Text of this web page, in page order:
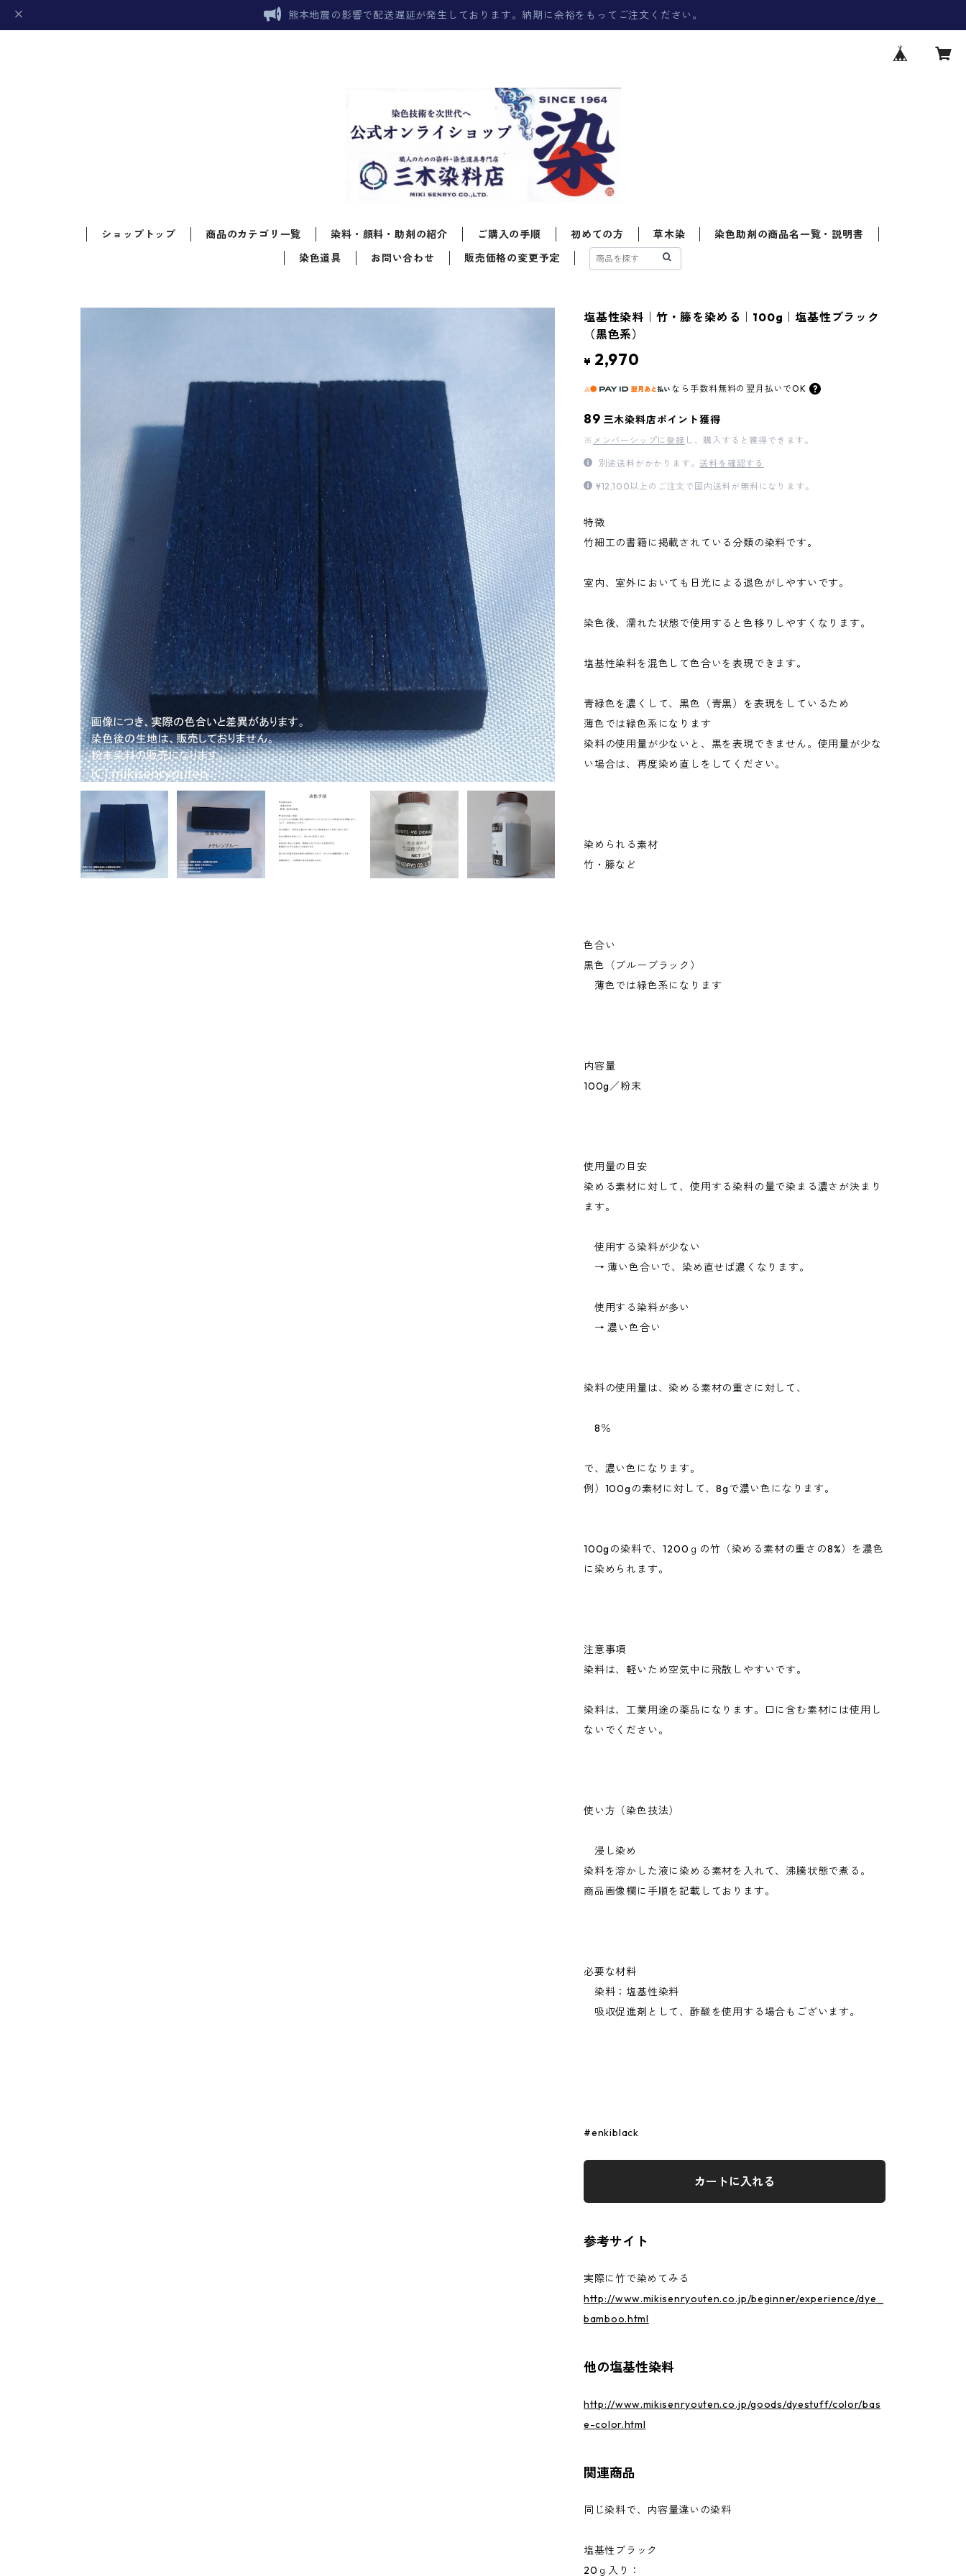
熊本地震の影響で配送遅延が発生しております。納期に余裕をもってご注文ください。
ショップトップ 商品のカテゴリ一覧 染料・顔料・助剤の紹介 ご購入の手順 初めての方 草木染
染色助剤の商品名一覧・説明書
染色道具
お問い合わせ 販売価格の変更予定
塩基性染料｜竹・籐を染める｜100g｜塩基性ブラック
（黒色系）
¥ 2,970
なら 手数料無料の 翌月払いでOK
89 三木染料店ポイント獲得
※ メンバーシップに登録 し、購入すると獲得できます。
別途送料がかかります。送料を確認する
¥12,100以上のご注文で国内送料が無料になります。
特徴
竹細工の書籍に掲載されている分類の染料です。
室内、室外においても日光による退色がしやすいです。
染色後、濡れた状態で使用すると色移りしやすくなります。
塩基性染料を混色して色合いを表現できます。
青緑色を濃くして、黒色（青黒）を表現をしているため
薄色では緑色系になります
染料の使用量が少ないと、黒を表現できません。使用量が少な
い場合は、再度染め直しをしてください。
染められる素材
竹・籐など
色合い
黒色（ブルーブラック）
薄色では緑色系になります
内容量
100g／粉末
使用量の目安
染める素材に対して、使用する染料の量で染まる濃さが決まり
ます。
使用する染料が少ない
→ 薄い色合いで、染め直せば濃くなります。
使用する染料が多い
→ 濃い色合い
染料の使用量は、染める素材の重さに対して、
8％
で、濃い色になります。
例）100gの素材に対して、8gで濃い色になります。
100gの染料で、1200ｇの竹（染める素材の重さの8%）を濃色
に染められます。
注意事項
染料は、軽いため空気中に飛散しやすいです。
染料は、工業用途の薬品になります。口に含む素材には使用し
ないでください。
使い方（染色技法）
浸し染め
染料を溶かした液に染める素材を入れて、沸騰状態で煮る。
商品画像欄に手順を記載しております。
必要な材料
染料：塩基性染料
吸収促進剤として、酢酸を使用する場合もございます。
#enkiblack
カートに入れる
参考サイト
実際に竹で染めてみる
http://www.mikisenryouten.co.jp/beginner/experience/dye_
bamboo.html
他の塩基性染料
http://www.mikisenryouten.co.jp/goods/dyestuff/color/bas
e-color.html
関連商品
同じ染料で、内容量違いの染料
塩基性ブラック
20ｇ入り：